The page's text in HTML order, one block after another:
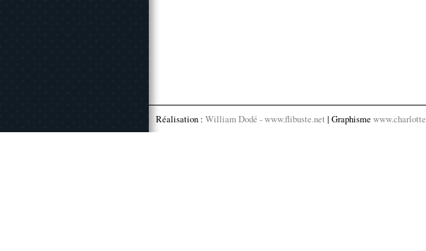
Réalisation : William Dodé - www.flibuste.net | Graphisme